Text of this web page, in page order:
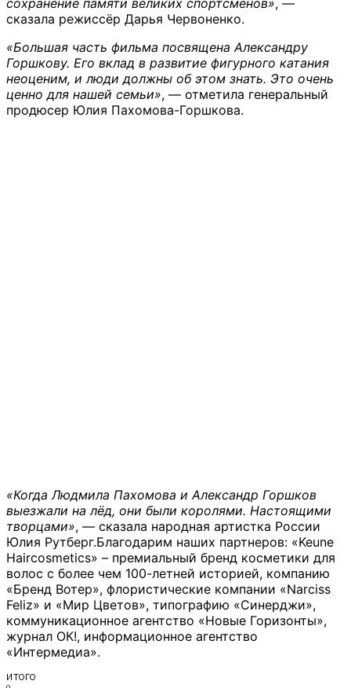
сказала режиссёр Дарья Червоненко.
«Большая часть фильма посвящена Александру
Горшкову. Его вклад в развитие фигурного катания
неоценим, и люди должны об этом знать. Это очень
ценно для нашей семьи», — отметила генеральный
продюсер Юлия Пахомова-Горшкова.
«Когда Людмила Пахомова и Александр Горшков
выезжали на лёд, они были королями. Настоящими
творцами», — сказала народная артистка России
Юлия Рутберг.Благодарим наших партнеров: «Keune
Haircosmetics» – премиальный бренд косметики для
волос с более чем 100-летней историей, компанию
«Бренд Вотер», флористические компании «Narciss
Feliz» и «Мир Цветов», типографию «Синерджи»,
коммуникационное агентство «Новые Горизонты»,
журнал ОК!, информационное агентство
«Интермедиа».
ИТОГО